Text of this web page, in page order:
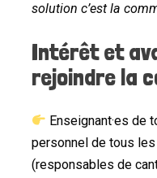
solution c’est la
Intérêt et
rejoindre la
Enseignant·es de
personnel de tous
(responsables de